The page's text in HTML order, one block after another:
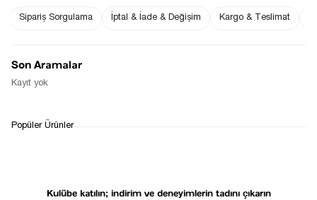
İSPANYOL PAÇA LIKRALI SIYAH FIT
Kulübe katılın; indirim ve deneyimlerin tadını çıkarın
Sipariş Sorgulama İptal & İade & Değişim Kargo & Teslimat
Son Aramalar
Kayıt yok
Popüler Ürünler